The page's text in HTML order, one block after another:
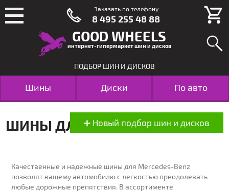
GOOD WHEELS
интернет-гипермаркет шин и дисков
ПОДБОР ШИН И ДИСКОВ
Шины Диски По авто
ШИНЫ ДЛЯ MERCEDES-BENZ
ПОДБОР ШИН ПОДБОР ДИСКОВ
Качественные и надежные шины для Mercedes-Benz
позволят вашему автомобилю с легкостью преодолевать
любые дорожные препятствия. В ассортименте
Заказать по телефону
8 495 255 48 88